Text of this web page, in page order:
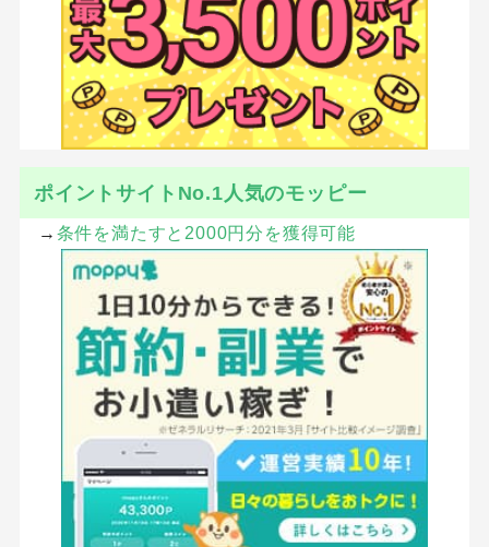
ポイントサイトNo.1人気のモッピー
→ 条件を満たすと2000円分を獲得可能